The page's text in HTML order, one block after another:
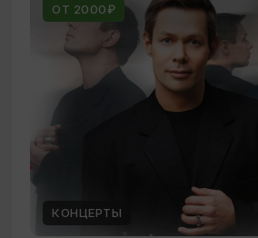
ОТ 2000₽
КОНЦЕРТЫ